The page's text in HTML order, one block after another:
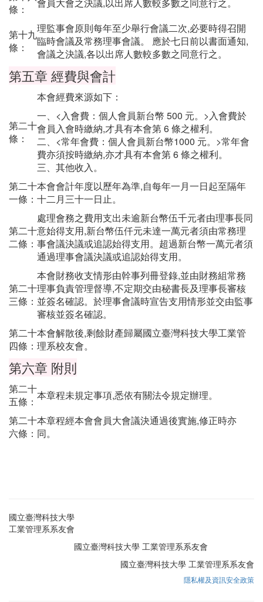
條：
會員大會之決議,以出席人數較多數之同意行之。
第十九
條：
理監事會原則每年至少舉行會議二次,必要時得召開
臨時會議及常務理事會議。 應於七日前以書面通知,
會議之決議,各以出席人數較多數之同意行之。
第五章 經費與會計
第二十
條：
本會經費來源如下：
一、<入會費：個人會員新台幣 500 元。>入會費於
會員入會時繳納,才具有本會第 6 條之權利。
二、<常年會費：個人會員新台幣1000 元。>常年會
費亦須按時繳納,亦才具有本會第 6 條之權利。
三、其他收入。
第二十
一條：
本會會計年度以歷年為準,自每年一月一日起至隔年
十二月三十一日止。
第二十
二條：
處理會務之費用支出未逾新台幣伍千元者由理事長同
意始得支用,新台幣伍仟元未達一萬元者須由常務理
事會議決議或追認始得支用。超過新台幣一萬元者須
通過理事會議決議或追認始得支用。
第二十
三條：
本會財務收支情形由幹事列冊登錄,並由財務組常務
理事負責管理督導,不定期交由秘書長及理事長審核
並簽名確認。於理事會議時宣告支用情形並交由監事
審核並簽名確認。
第二十
四條：
本會解散後,剩餘財產歸屬國立臺灣科技大學工業管
理系校友會。
第六章 附則
第二十
五條： 本章程未規定事項,悉依有關法令規定辦理。
第二十
六條：
本章程經本會會員大會議決通過後實施,修正時亦
同。
國立臺灣科技大學
工業管理系系友會
國立臺灣科技大學 工業管理系系友會
國立臺灣科技大學 工業管理系系友會
隱私權及資訊安全政策